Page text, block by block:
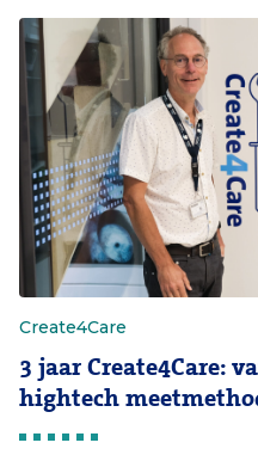
Create4Care
3 jaar Create4Care:
hightech